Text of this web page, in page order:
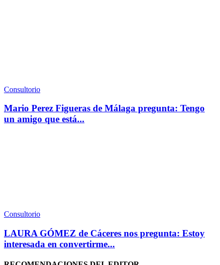
Consultorio
Mario Perez Figueras de Málaga pregunta: Tengo
un amigo que está...
Consultorio
LAURA GÓMEZ de Cáceres nos pregunta: Estoy
interesada en convertirme...